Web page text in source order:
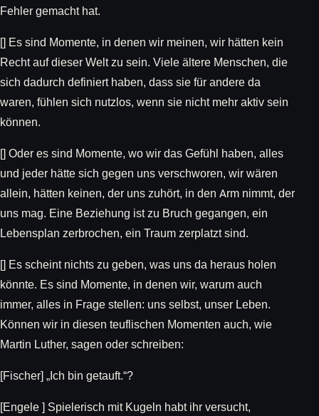
Fehler gemacht hat.
[] Es sind Momente, in denen wir meinen, wir hätten kein
Recht auf dieser Welt zu sein. Viele ältere Menschen, die
sich dadurch definiert haben, dass sie für andere da
waren, fühlen sich nutzlos, wenn sie nicht mehr aktiv sein
können.
[] Oder es sind Momente, wo wir das Gefühl haben, alles
und jeder hätte sich gegen uns verschworen, wir wären
allein, hätten keinen, der uns zuhört, in den Arm nimmt, der
uns mag. Eine Beziehung ist zu Bruch gegangen, ein
Lebensplan zerbrochen, ein Traum zerplatzt sind.
[] Es scheint nichts zu geben, was uns da heraus holen
könnte. Es sind Momente, in denen wir, warum auch
immer, alles in Frage stellen: uns selbst, unser Leben.
Können wir in diesen teuflischen Momenten auch, wie
Martin Luther, sagen oder schreiben:
[Fischer] „Ich bin getauft.“?
[Engele ] Spielerisch mit Kugeln habt ihr versucht,